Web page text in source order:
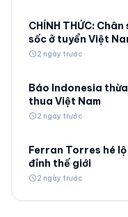
CHÍNH THỨC:
sốc ở tuyển Việt
schedule2 ngày trước
Báo Indonesia
thua Việt Nam
schedule2 ngày trước
Ferran Torres hé
đỉnh thế giới
schedule2 ngày trước